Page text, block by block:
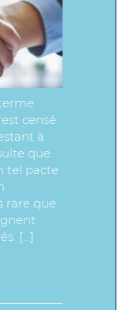
censé
à
que
tel pacte
rare que
[…]